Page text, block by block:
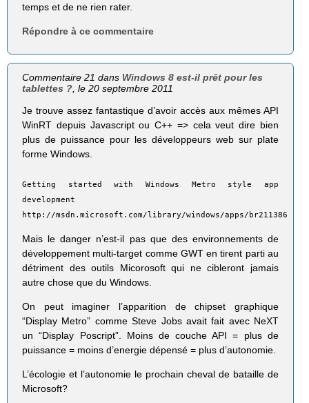
temps et de ne rien rater.
Répondre à ce commentaire
Commentaire 21 dans Windows 8 est-il prêt pour les
tablettes ? , le 20 septembre 2011
Je trouve assez fantastique d’avoir accès aux mêmes API
WinRT depuis Javascript ou C++ => cela veut dire bien
plus de puissance pour les développeurs web sur plate
forme Windows.
Getting started with Windows Metro style app
development
http://msdn.microsoft.com/library/windows/apps/br211386
Mais le danger n’est-il pas que des environnements de
développement multi-target comme GWT en tirent parti au
détriment des outils Micorosoft qui ne cibleront jamais
autre chose que du Windows.
On peut imaginer l’apparition de chipset graphique
“Display Metro” comme Steve Jobs avait fait avec NeXT
un “Display Poscript”. Moins de couche API = plus de
puissance = moins d’energie dépensé = plus d’autonomie.
L’écologie et l’autonomie le prochain cheval de bataille de
Microsoft?